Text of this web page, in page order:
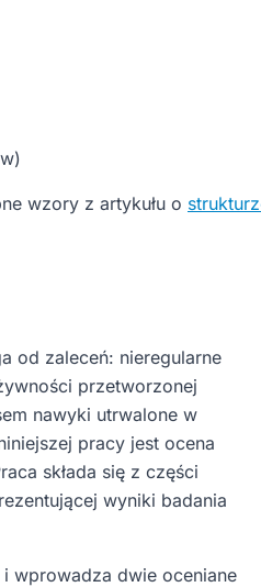
wzory z artykułu o
od zaleceń: nieregularne
przetworzonej
nawyki utrwalone w
pracy jest ocena
składa się z części
wyniki badania
wprowadza dwie oceniane